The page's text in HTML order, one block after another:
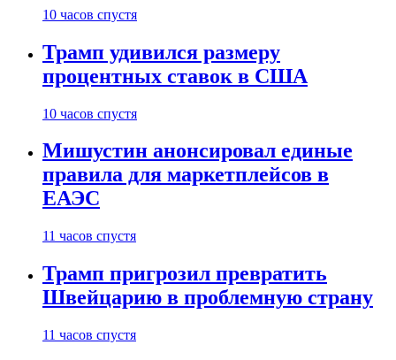
10 часов спустя
Трамп удивился размеру
процентных ставок в США
10 часов спустя
Мишустин анонсировал единые
правила для маркетплейсов в
ЕАЭС
11 часов спустя
Трамп пригрозил превратить
Швейцарию в проблемную страну
11 часов спустя